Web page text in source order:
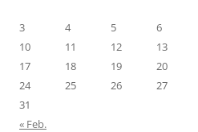
3
4 5 6
10
11 12 13
17
18 19 20
24
25 26 27
31
« Feb.